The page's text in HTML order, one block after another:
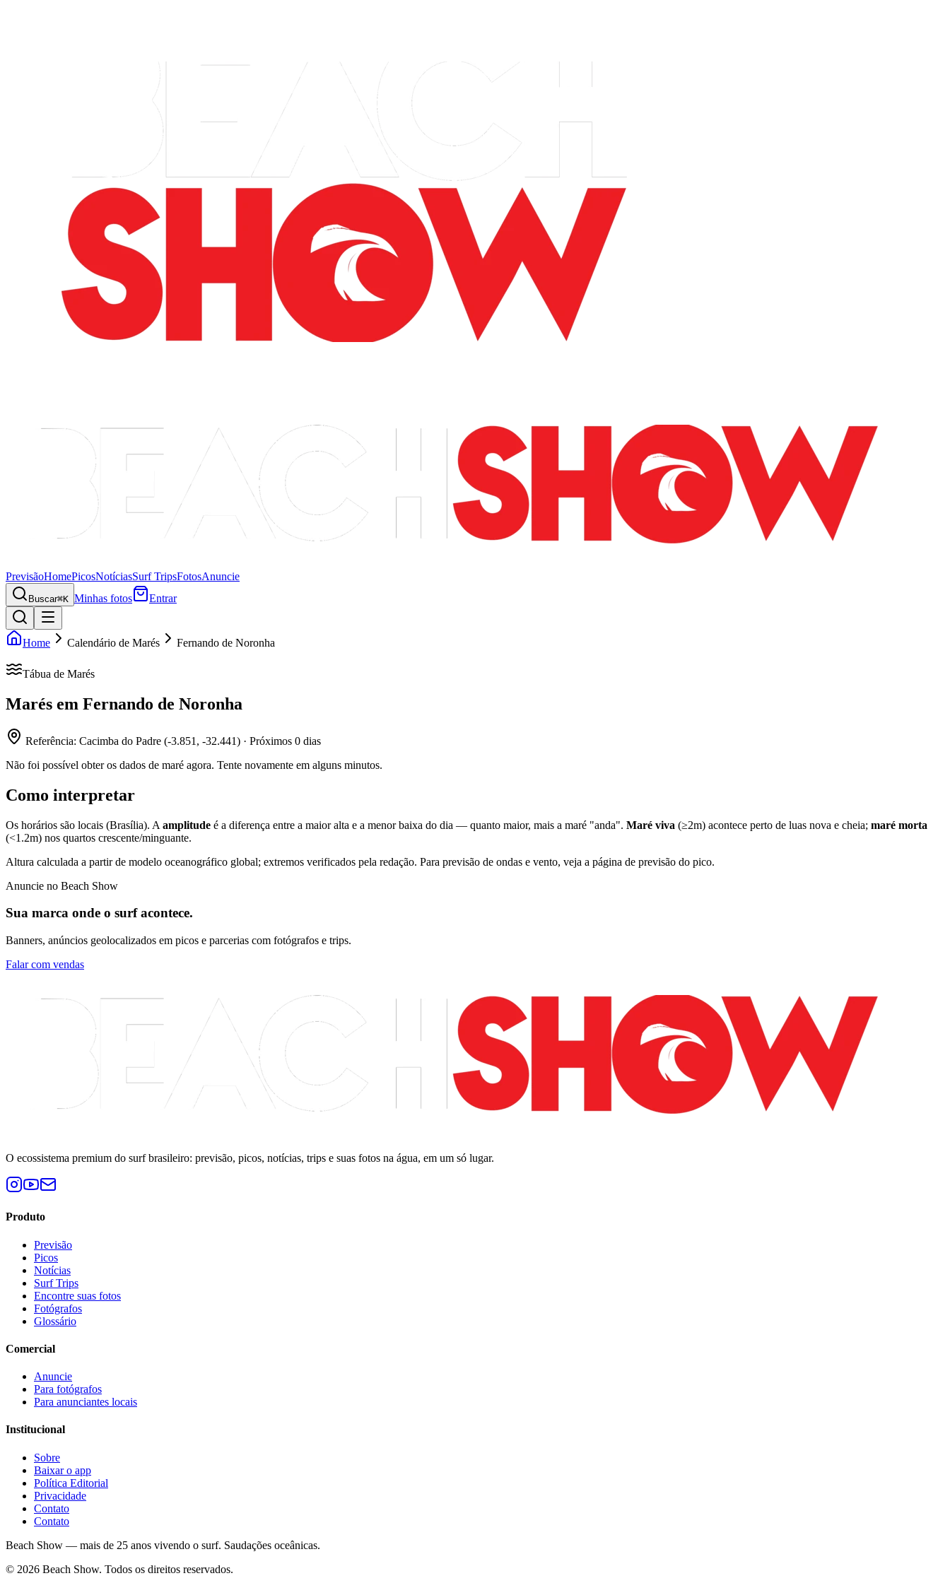
PrevisãoHomePicosNotíciasSurf TripsFotosAnuncie
Buscar⌘K Minhas fotos Entrar
Home Calendário de Marés Fernando de Noronha
Tábua de Marés
Marés em Fernando de Noronha
Referência: Cacimba do Padre (-3.851 , -32.441) · Próximos 0 dias
Não foi possível obter os dados de maré agora. Tente novamente em alguns minutos.
Como interpretar
Os horários são locais (Brasília). A amplitude é a diferença entre a maior alta e a menor baixa do dia — quanto maior, mais a maré "anda". Maré viva (≥2m) acontece perto de luas nova e cheia; maré morta
(<1.2m) nos quartos crescente/minguante.
Altura calculada a partir de modelo oceanográfico global; extremos verificados pela redação. Para previsão de ondas e vento, veja a página de previsão do pico.
Anuncie no Beach Show
Sua marca onde o surf acontece.
Banners, anúncios geolocalizados em picos e parcerias com fotógrafos e trips.
Falar com vendas
O ecossistema premium do surf brasileiro: previsão, picos, notícias, trips e suas fotos na água, em um só lugar.
Produto
Previsão
Picos
Notícias
Surf Trips
Encontre suas fotos
Fotógrafos
Glossário
Comercial
Anuncie
Para fotógrafos
Para anunciantes locais
Institucional
Sobre
Baixar o app
Política Editorial
Privacidade
Contato
Contato
Beach Show — mais de 25 anos vivendo o surf. Saudações oceânicas.
© 2026 Beach Show. Todos os direitos reservados.